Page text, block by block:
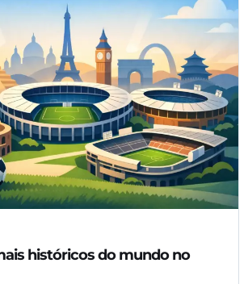
históricos do mundo no